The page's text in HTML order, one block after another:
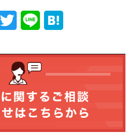
FacebookTwitter Line